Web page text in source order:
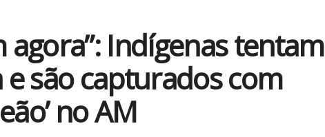
agora”: Indígenas tentam
são capturados com
no AM